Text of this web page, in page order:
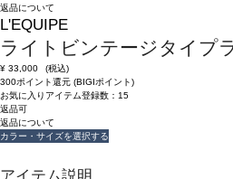
返品について
L'EQUIPE
ライトビンテージタイプ
¥ 33,000
(税込)
300ポイント還元 (BIGIポイント)
お気に入りアイテム登録数： 15
返品可
返品について
カラー・サイズを選択する